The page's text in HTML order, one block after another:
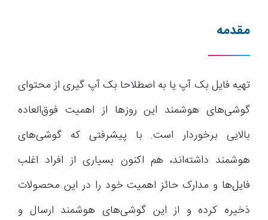
مقدمه
تهیه فایل بک آپ یا به اصطلاحا بک آپ گیری از محتوای
گوشی‌های هوشمند این روزها از اهمیت فوق‌العاده
بالایی برخوردار است. با پیشرفتی که گوشی‌های
هوشمند داشته‌اند، هم اکنون بسیاری از افراد اغلب
فایل‌ها و مدارک حائز اهمیت خود را در این محصولات
ذخیره کرده و از این گوشی‌های هوشمند ارسال و